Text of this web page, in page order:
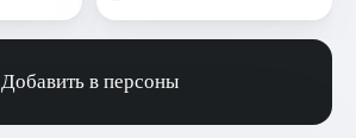
Добавить в персоны